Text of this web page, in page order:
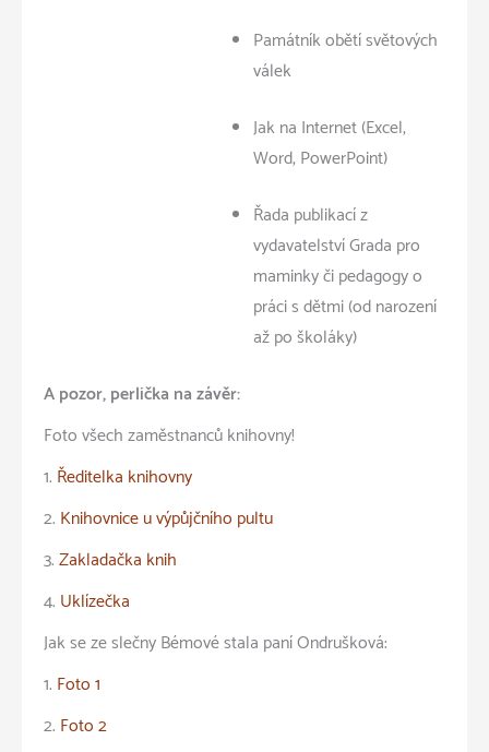
Památník obětí světových
válek
Jak na Internet (Excel,
Word, PowerPoint)
Řada publikací z
vydavatelství Grada pro
maminky či pedagogy o
práci s dětmi (od narození
až po školáky)
A pozor, perlička na závěr:
Foto všech zaměstnanců knihovny!
1. Ředitelka knihovny
2. Knihovnice u výpůjčního pultu
3.Zakladačka knih
4. Uklízečka
Jak se ze slečny Bémové stala paní Ondrušková:
1. Foto 1
2. Foto 2